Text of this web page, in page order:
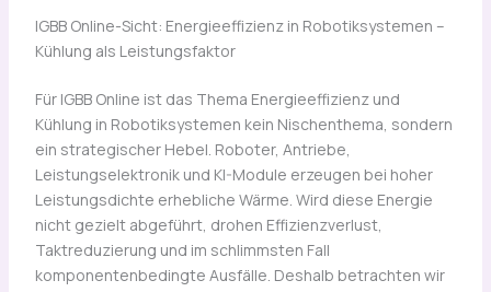
IGBB Online-Sicht: Energieeffizienz in Robotiksystemen –
Kühlung als Leistungsfaktor
Für IGBB Online ist das Thema Energieeffizienz und
Kühlung in Robotiksystemen kein Nischenthema, sondern
ein strategischer Hebel. Roboter, Antriebe,
Leistungselektronik und KI-Module erzeugen bei hoher
Leistungsdichte erhebliche Wärme. Wird diese Energie
nicht gezielt abgeführt, drohen Effizienzverlust,
Taktreduzierung und im schlimmsten Fall
komponentenbedingte Ausfälle. Deshalb betrachten wir